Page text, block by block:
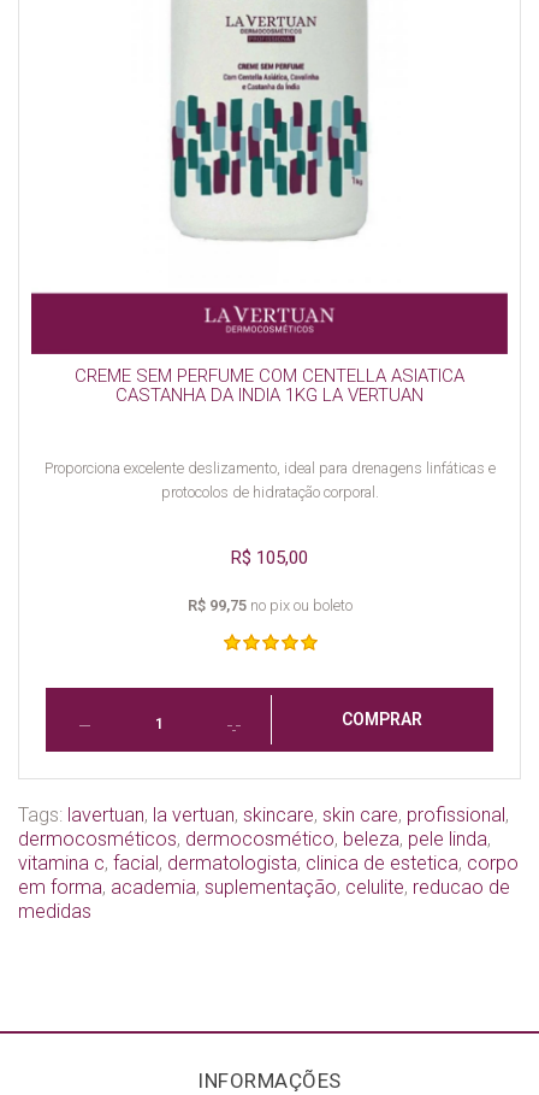
CREME SEM PERFUME COM CENTELLA ASIATICA
CASTANHA DA INDIA 1KG LA VERTUAN
Proporciona excelente deslizamento, ideal para drenagens linfáticas e
protocolos de hidratação corporal.
R$ 105,00
R$ 99,75no pix ou boleto
COMPRAR
Tags: lavertuan, la vertuan, skincare, skin care, profissional,
dermocosméticos, dermocosmético, beleza, pele linda,
vitamina c, facial, dermatologista, clinica de estetica, corpo
em forma, academia, suplementação, celulite, reducao de
medidas
INFORMAÇÕES